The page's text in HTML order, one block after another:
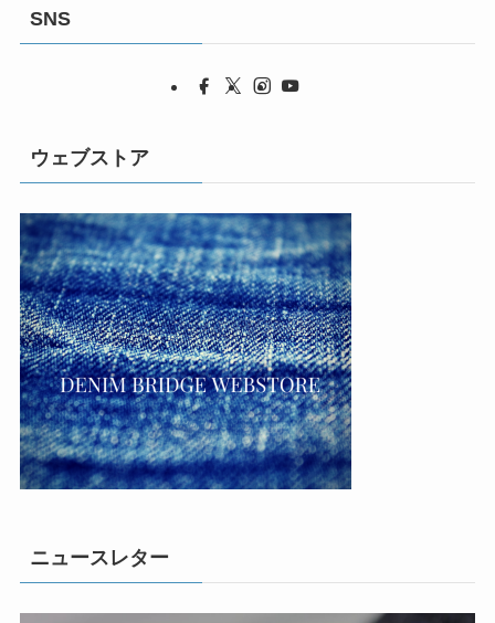
SNS
ウェブストア
ニュースレター